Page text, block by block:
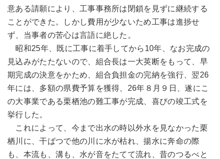
意ある請願により、工事事務所は閉鎖を見ずに継続する
ことができた。しかし費用が少ないため工事は進捗せ
ず、当事者の苦心は言語に絶した。
昭和25年、既に工事に着手してから10年、なお完成の
見込みがたたないので、組合長は一大英断をもって、早
期完成の決意をかため、組合負担金の完納を強行、翌26
年には、多額の県費予算を獲得、26年８月９日、遂にこ
の大事業である栗栖池の難工事が完成、喜びの竣工式を
挙行した。
これによって、今まで出水の時以外水を見なかった栗
栖川に、干ばつで他の川に水が枯れ、揚水に奔命の際
も、本流も、溝も、水が音をたてて流れ、昔のつるべと